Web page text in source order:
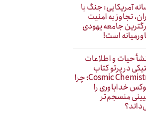
آمریکایی: جنگ با
تجاوز به امنیت
جامعه یهودی
است!
حیات و اطلاعات
در پرتو کتاب
Cosmic Chemistry؛ چرا
خداباوری را
منسجم‌تر